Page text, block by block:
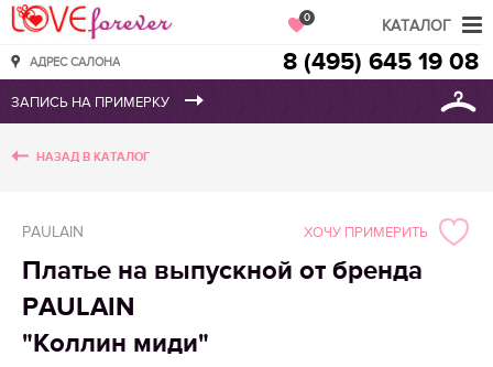
Love Forever
АДРЕС САЛОНА
0
8 (495) 645 19 08
НАЗАД В КАТАЛОГ
PAULAIN
Платье на выпускной от бренда
PAULAIN
"Коллин миди"
ХОЧУ ПРИМЕРИТЬ
КАТАЛОГ